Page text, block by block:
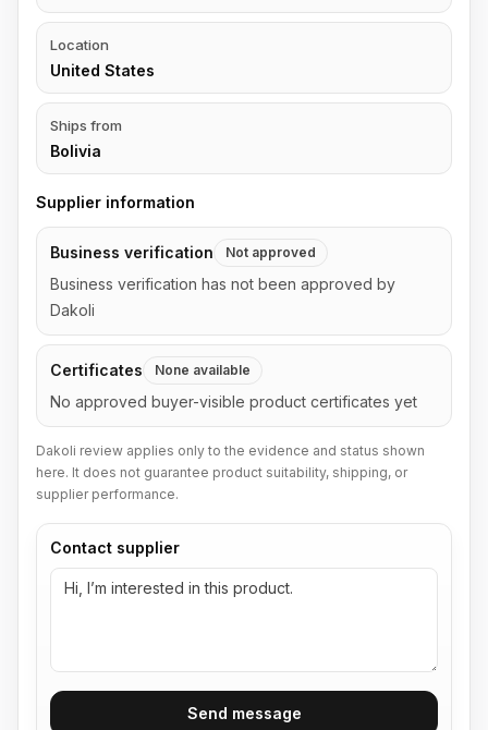
Location
United States
Ships from
Bolivia
Supplier information
Business verification Not approved
Business verification has not been approved by
Dakoli
Certificates None available
No approved buyer-visible product certificates yet
Dakoli review applies only to the evidence and status shown
here. It does not guarantee product suitability, shipping, or
supplier performance.
Contact supplier
Send message